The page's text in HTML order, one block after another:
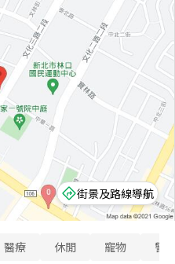
街景及路線導航
醫療 休閒 寵物 警